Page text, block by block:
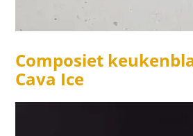
Composiet
Cava Ice